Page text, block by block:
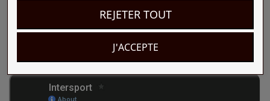
+262 262 90 93 21
REJETER TOUT
J'ACCEPTE